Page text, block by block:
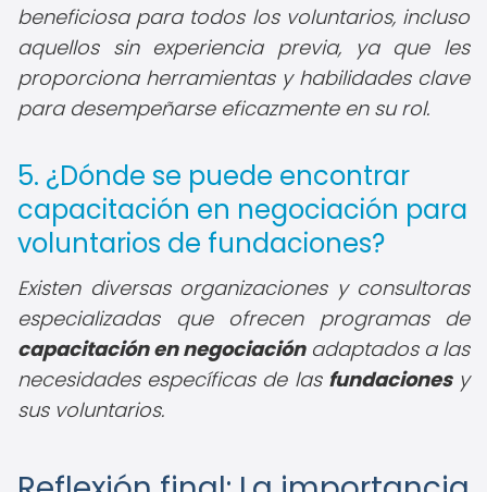
beneficiosa para todos los voluntarios, incluso
aquellos sin experiencia previa, ya que les
proporciona herramientas y habilidades clave
para desempeñarse eficazmente en su rol.
5. ¿Dónde se puede encontrar
capacitación en negociación para
voluntarios de fundaciones?
Existen diversas organizaciones y consultoras
especializadas que ofrecen programas de
capacitación en negociaciónadaptados a las
necesidades específicas de las fundacionesy
sus voluntarios.